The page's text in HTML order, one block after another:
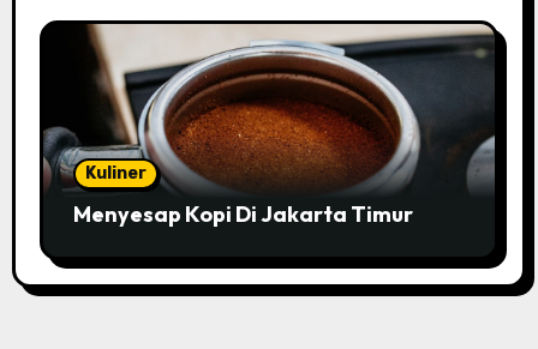
Kuliner
Menyesap Kopi Di Jakarta Timur